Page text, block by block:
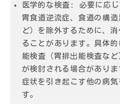
医学的な検査 : 必要に応じ
胃食道逆流症、食道の構
ど）を除外するために、
ることがあります。具体
能検査（胃排出能検査な
が検討される場合があり
症状を引き起こす他の病
す。